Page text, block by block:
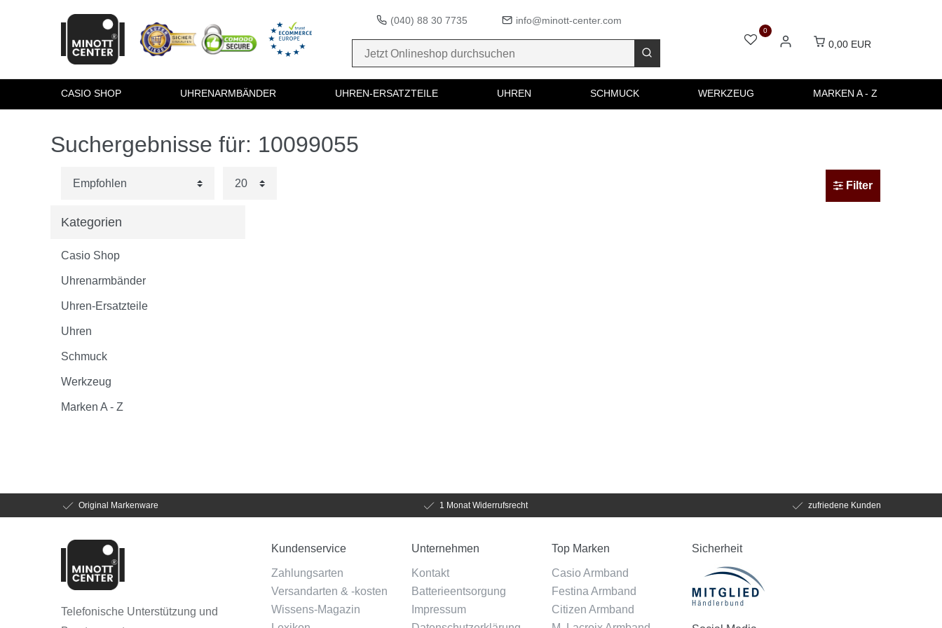
(040) 88 30 7735 info@minott-center.com
0
0,00 EUR
CASIO SHOP UHRENARMBÄNDER UHREN-ERSATZTEILE UHREN SCHMUCK WERKZEUG MARKEN A - Z
Suchergebnisse für: 10099055
Filter
Kategorien
Casio Shop
Uhrenarmbänder
Uhren-Ersatzteile
Uhren
Schmuck
Werkzeug
Marken A - Z
Original Markenware 1 Monat Widerrufsrecht zufriedene Kunden
Telefonische Unterstützung und
Kundenservice
Zahlungsarten
Versandarten & -kosten
Wissens-Magazin
Unternehmen
Kontakt
Batterieentsorgung
Impressum
Top Marken
Casio Armband
Festina Armband
Citizen Armband
Sicherheit